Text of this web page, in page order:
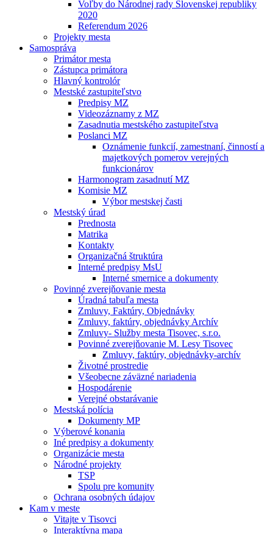
Voľby do Národnej rady Slovenskej republiky
2020
Referendum 2026
Projekty mesta
Samospráva
Primátor mesta
Zástupca primátora
Hlavný kontrolór
Mestské zastupiteľstvo
Predpisy MZ
Videozáznamy z MZ
Zasadnutia mestského zastupiteľstva
Poslanci MZ
Oznámenie funkcií, zamestnaní, činností a
majetkových pomerov verejných
funkcionárov
Harmonogram zasadnutí MZ
Komisie MZ
Výbor mestskej časti
Mestský úrad
Prednosta
Matrika
Kontakty
Organizačná štruktúra
Interné predpisy MsU
Interné smernice a dokumenty
Povinné zverejňovanie mesta
Úradná tabuľa mesta
Zmluvy, Faktúry, Objednávky
Zmluvy, faktúry, objednávky Archív
Zmluvy- Služby mesta Tisovec, s.r.o.
Povinné zverejňovanie M. Lesy Tisovec
Zmluvy, faktúry, objednávky-archív
Životné prostredie
Všeobecne záväzné nariadenia
Hospodárenie
Verejné obstarávanie
Mestská polícia
Dokumenty MP
Výberové konania
Iné predpisy a dokumenty
Organizácie mesta
Národné projekty
TSP
Spolu pre komunity
Ochrana osobných údajov
Kam v meste
Vitajte v Tisovci
Interaktívna mapa